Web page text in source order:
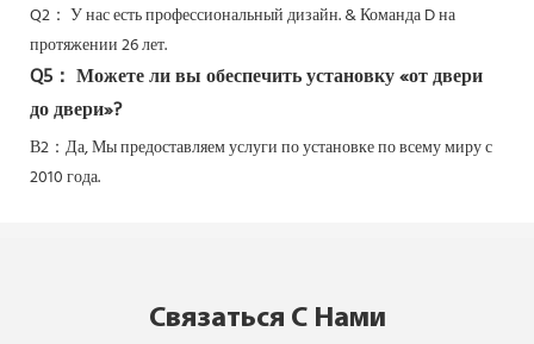
Q2： У нас есть профессиональный дизайн. & Команда D на
протяжении 26 лет.
Q5： Можете ли вы обеспечить установку «от двери
до двери»?
В2：Да,Мы предоставляем услуги по установке по всему миру с
2010 года.
Связаться С Нами